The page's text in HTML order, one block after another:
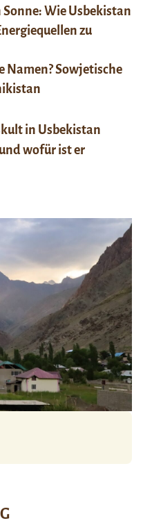
Wie Usbekistan
zu
Namen? Sowjetische
in Usbekistan
wofür ist er